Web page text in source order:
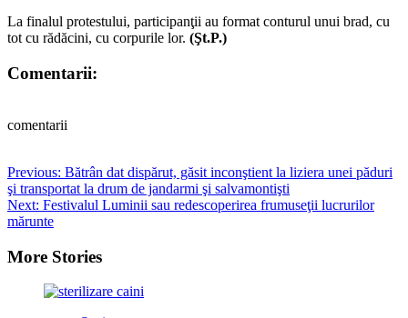
La finalul protestului, participanţii au format conturul unui brad, cu
tot cu rădăcini, cu corpurile lor. (Şt.P.)
Comentarii:
comentarii
Post
navigation
Previous: Bătrân dat dispărut, găsit inconştient la liziera unei păduri
şi transportat la drum de jandarmi şi salvamontişti
Next: Festivalul Luminii sau redescoperirea frumuseţii lucrurilor
mărunte
More Stories